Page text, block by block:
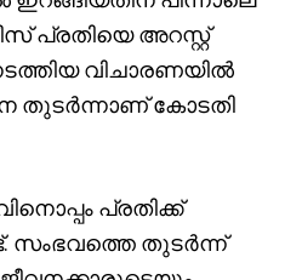
പ്രതിയെ അറസ്റ്റ്
വിചാരണയിൽ
തുടർന്നാണ് കോടതി
പ്രതിക്ക്
സംഭവത്തെ തുടർന്ന്